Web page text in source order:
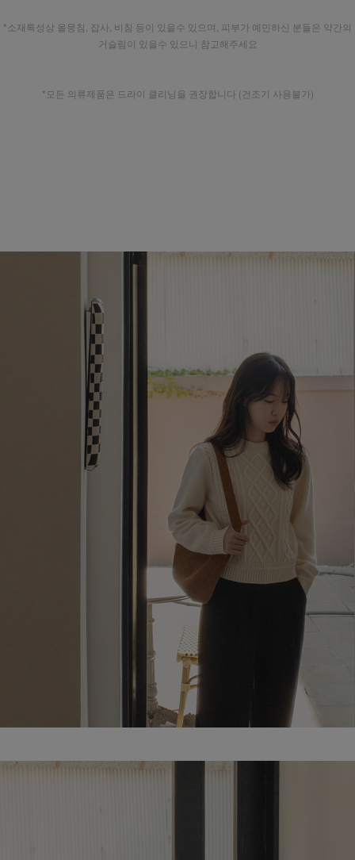
*소재특성상 올뭉침, 잡사, 비침 등이 있을수 있으며, 피부가 예민하신 분들은 약간의
거슬림이 있을수 있으니 참고해주세요
*모든 의류제품은 드라이 클리닝을 권장합니다 (건조기 사용불가)